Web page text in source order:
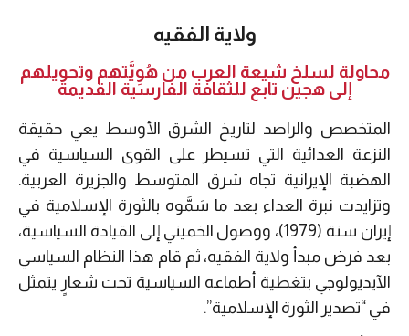
ولاية الفقيه
محاولة لسلخ شيعة العرب من هُوِيَّتهم وتحويلهم
إلى هجين تابع للثقافة الفارسية القديمة
المتخصص والراصد لتاريخ الشرق الأوسط يعي حقيقة
النزعة العدائية التي تسيطر على القوى السياسية في
الهضبة الإيرانية تجاه شرق المتوسط والجزيرة العربية.
وتزايدت نبرة العداء بعد ما سَمَّوه بالثورة الإسلامية في
إيران سنة (1979)، ووصول الخميني إلى القيادة السياسية،
بعد فرض مبدأ ولاية الفقيه، ثم قام هذا النظام السياسي
الآيديولوجي بتغطية أطماعه السياسية تحت شعارٍ يتمثل
في “تصدير الثورة الإسلامية”.